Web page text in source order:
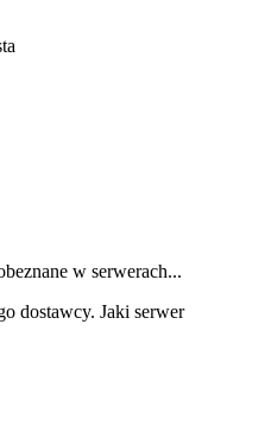
w serwerach...
dostawcy. Jaki serwer